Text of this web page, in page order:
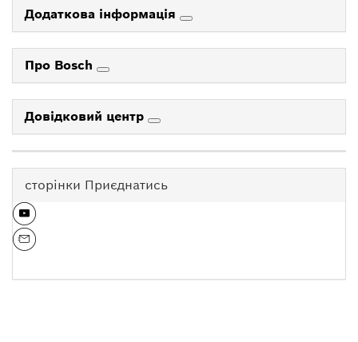
Додаткова інформація
Про Bosch
Довідковий центр
сторінки Приєднатись